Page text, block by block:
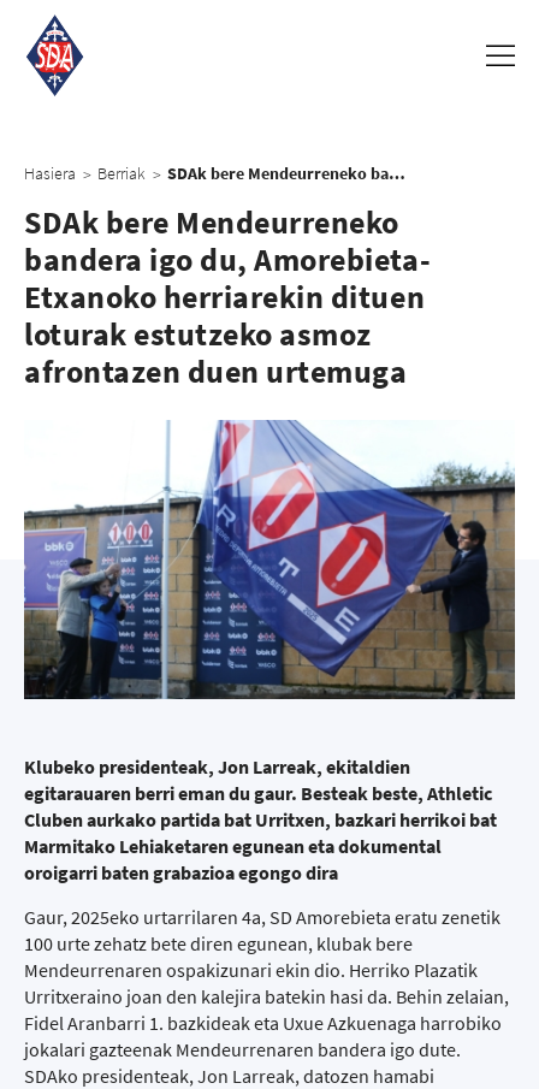
Hasiera > Berriak > SDAk bere Mendeurreneko bandera igo du, Amorebieta-Etxanoko herriarekin dituen loturak estutzeko asmoz afrontazen duen urtemuga
SDAk bere Mendeurreneko
bandera igo du, Amorebieta-
Etxanoko herriarekin dituen
loturak estutzeko asmoz
afrontazen duen urtemuga
Klubeko presidenteak, Jon Larreak, ekitaldien
egitarauaren berri eman du gaur. Besteak beste, Athletic
Cluben aurkako partida bat Urritxen, bazkari herrikoi bat
Marmitako Lehiaketaren egunean eta dokumental
oroigarri baten grabazioa egongo dira
Gaur, 2025eko urtarrilaren 4a, SD Amorebieta eratu zenetik
100 urte zehatz bete diren egunean, klubak bere
Mendeurrenaren ospakizunari ekin dio. Herriko Plazatik
Urritxeraino joan den kalejira batekin hasi da. Behin zelaian,
Fidel Aranbarri 1. bazkideak eta Uxue Azkuenaga harrobiko
jokalari gazteenak Mendeurrenaren bandera igo dute.
SDAko presidenteak, Jon Larreak, datozen hamabi